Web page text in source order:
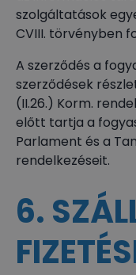
szolgáltatások
CVIII. törvényben
A szerződés a
szerződések
(II.26.) Korm.
előtt tartja a
Parlament és a
rendelkezéseit.
6.